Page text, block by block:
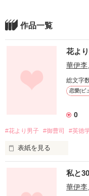
作品一覧
花よ
華伊李
総文字
恋愛(ピ
0
#花より男子 #御曹司 #英徳
表紙を見る
2005年から始まった、
私と
華伊李